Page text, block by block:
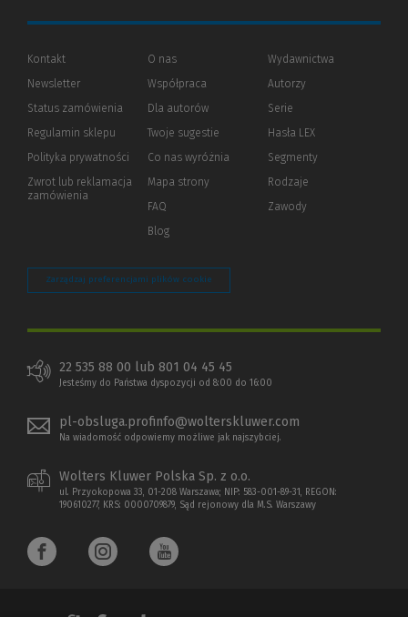
Kontakt
Newsletter
Status zamówienia
Regulamin sklepu
Polityka prywatności (Nowe
(Link
innej
Zwrot lub reklamacja
zamówienia
O nas
Współpraca
Dla autorów(Nowe
(Link
innej
Twoje sugestie
Co nas wyróżnia
Mapa strony
FAQ
Blog
Wydawnictwa
Autorzy
Serie
Hasła LEX
Segmenty
Rodzaje
Zawody
Zarządzaj preferencjami plików cookie
22 535 88 00 lub 801 04 45 45
Jesteśmy do Państwa dyspozycji od 8:00 do 16:00
pl-obsluga.profinfo@wolterskluwer.com
Na wiadomość odpowiemy możliwe jak najszybciej.
Wolters Kluwer Polska Sp. z o.o.
ul. Przyokopowa 33, 01-208 Warszawa; NIP: 583-001-89-31, REGON:
190610277, KRS: 0000709879, Sąd rejonowy dla M.S. Warszawy